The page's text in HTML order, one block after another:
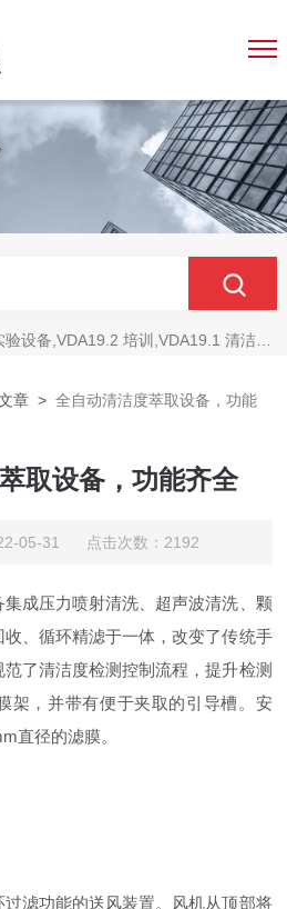
培训,VDA19.1 清洁度,ISO16232 清洁度
章 >全自动清洁度萃取设备，功能
取设备，功能齐全
05-31 点击次数：2192
成压力喷射清洗、超声波清洗、颗
、循环精滤于一体，改变了传统手
了清洁度检测控制流程，提升检测
架，并带有便于夹取的引导槽。安
直径的滤膜。
滤功能的送风装置。风机从顶部将